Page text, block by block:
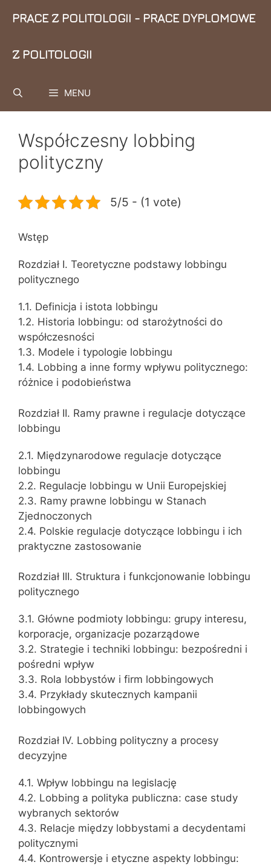
PRACE Z POLITOLOGII - PRACE DYPLOMOWE
Z POLITOLOGII
MENU
Współczesny lobbing
polityczny
5/5 - (1 vote)
Wstęp
Rozdział I. Teoretyczne podstawy lobbingu
politycznego
1.1. Definicja i istota lobbingu
1.2. Historia lobbingu: od starożytności do
współczesności
1.3. Modele i typologie lobbingu
1.4. Lobbing a inne formy wpływu politycznego:
różnice i podobieństwa
Rozdział II. Ramy prawne i regulacje dotyczące
lobbingu
2.1. Międzynarodowe regulacje dotyczące
lobbingu
2.2. Regulacje lobbingu w Unii Europejskiej
2.3. Ramy prawne lobbingu w Stanach
Zjednoczonych
2.4. Polskie regulacje dotyczące lobbingu i ich
praktyczne zastosowanie
Rozdział III. Struktura i funkcjonowanie lobbingu
politycznego
3.1. Główne podmioty lobbingu: grupy interesu,
korporacje, organizacje pozarządowe
3.2. Strategie i techniki lobbingu: bezpośredni i
pośredni wpływ
3.3. Rola lobbystów i firm lobbingowych
3.4. Przykłady skutecznych kampanii
lobbingowych
Rozdział IV. Lobbing polityczny a procesy
decyzyjne
4.1. Wpływ lobbingu na legislację
4.2. Lobbing a polityka publiczna: case study
wybranych sektorów
4.3. Relacje między lobbystami a decydentami
politycznymi
4.4. Kontrowersje i etyczne aspekty lobbingu: